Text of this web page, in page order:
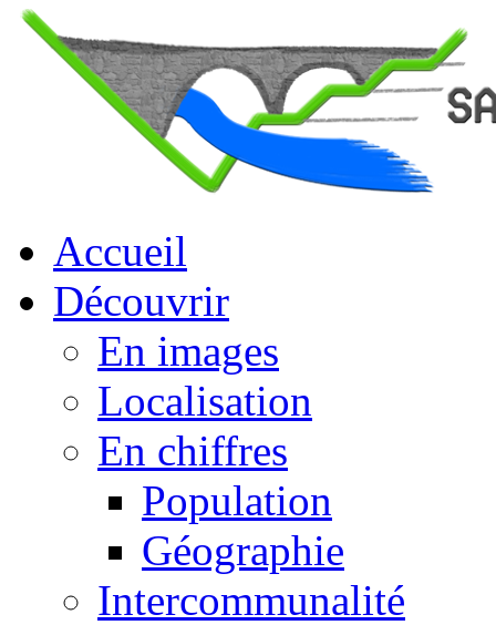
Accueil
Découvrir
En images
Localisation
En chiffres
Population
Géographie
Intercommunalité